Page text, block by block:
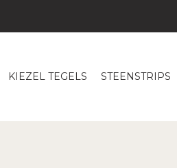
KIEZEL TEGELS STEENSTRIPS